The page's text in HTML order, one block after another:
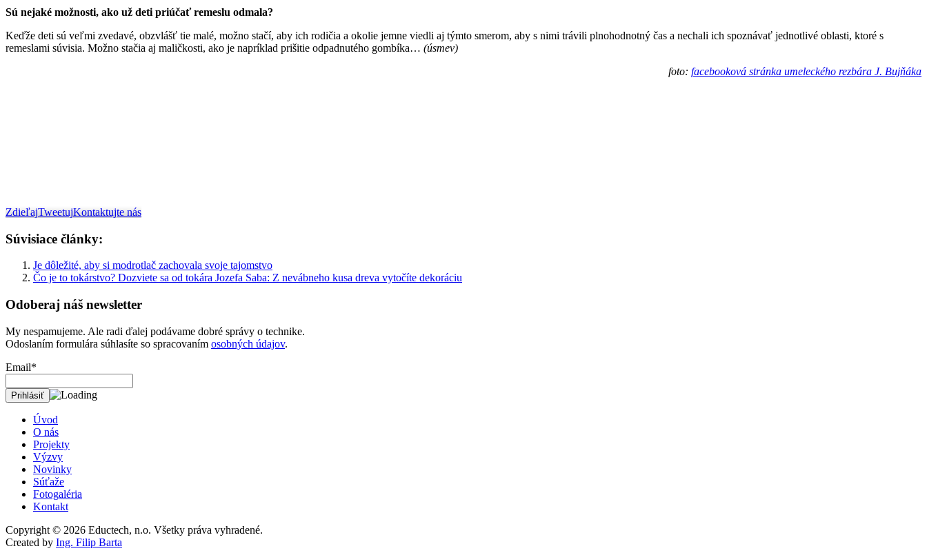
Sú nejaké možnosti, ako už deti priúčať remeslu odmala?
Keďže deti sú veľmi zvedavé, obzvlášť tie malé, možno stačí, aby ich rodičia a okolie jemne viedli aj týmto smerom, aby s nimi trávili plnohodnotný čas a nechali ich spoznávať jednotlivé oblasti, ktoré s
remeslami súvisia. Možno stačia aj maličkosti, ako je napríklad prišitie odpadnutého gombíka… (úsmev)
foto: facebooková stránka umeleckého rezbára J. Bujňáka
ZdieľajTweetujKontaktujte nás
Súvisiace články:
Je dôležité, aby si modrotlač zachovala svoje tajomstvo
Čo je to tokárstvo? Dozviete sa od tokára Jozefa Saba: Z nevábneho kusa dreva vytočíte dekoráciu
Odoberaj náš newsletter
My nespamujeme. Ale radi ďalej podávame dobré správy o technike.
Odoslaním formulára súhlasíte so spracovaním osobných údajov.
Email*
Úvod
O nás
Projekty
Výzvy
Novinky
Súťaže
Fotogaléria
Kontakt
Copyright © 2026 Eductech, n.o. Všetky práva vyhradené.
Created by Ing. Filip Barta